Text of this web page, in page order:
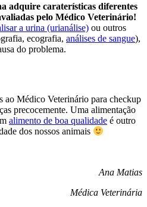
adquire caraterísticas diferentes
pelo Médico Veterinário!
a urina (urianálise) ou outros
ecografia, análises de sangue),
do problema.
ao Médico Veterinário para checkup
precocemente. Uma alimentação
alimento de boa qualidade é outro
dos nossos animais
Ana Matias
Médica Veterinária